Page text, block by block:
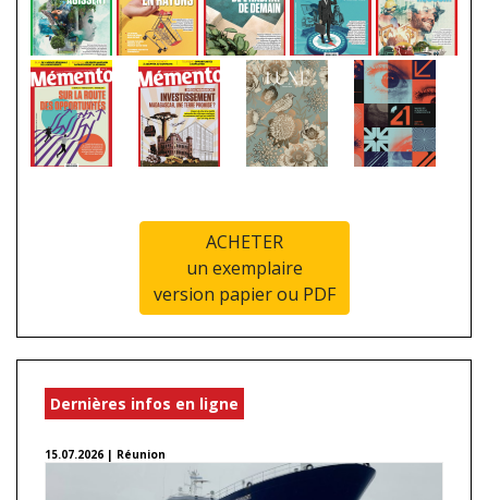
ACHETER
un exemplaire
version papier ou PDF
Dernières infos en ligne
15.07.2026 | Réunion